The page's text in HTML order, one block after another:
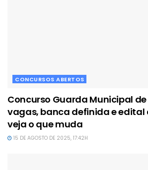
CONCURSOS ABERTOS
Concurso Guarda Municipal de
vagas, banca definida e edital
veja o que muda
15 DE AGOSTO DE 2025, 17:42H